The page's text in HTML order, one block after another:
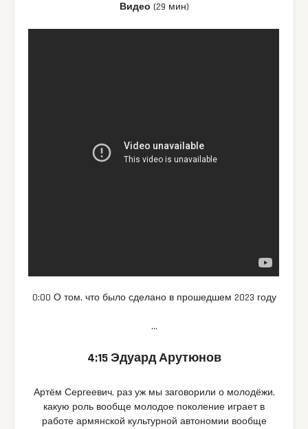
Видео (29 мин)
0:00 О том, что было сделано в прошедшем 2023 году
…
4:15 Эдуард Арутюнов
Артём Сергеевич, раз уж мы заговорили о молодёжи,
какую роль вообще молодое поколение играет в
работе армянской культурной автономии вообще